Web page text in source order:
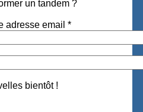
un tandem ?
adresse email *
bientôt !